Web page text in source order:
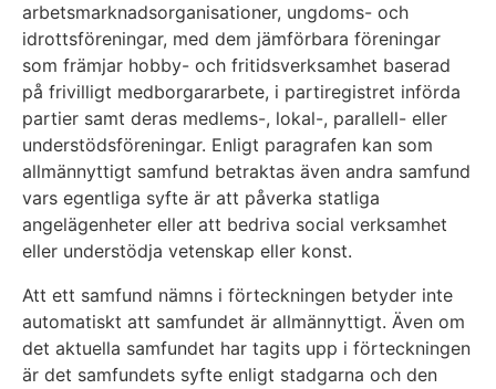
arbetsmarknadsorganisationer, ungdoms- och
idrottsföreningar, med dem jämförbara föreningar
som främjar hobby- och fritidsverksamhet baserad
på frivilligt medborgararbete, i partiregistret införda
partier samt deras medlems-, lokal-, parallell- eller
understödsföreningar. Enligt paragrafen kan som
allmännyttigt samfund betraktas även andra samfund
vars egentliga syfte är att påverka statliga
angelägenheter eller att bedriva social verksamhet
eller understödja vetenskap eller konst.
Att ett samfund nämns i förteckningen betyder inte
automatiskt att samfundet är allmännyttigt. Även om
det aktuella samfundet har tagits upp i förteckningen
är det samfundets syfte enligt stadgarna och den